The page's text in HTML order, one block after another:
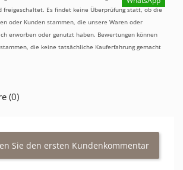
freigeschaltet. Es findet keine Überprüfung statt, ob die
oder Kunden stammen, die unsere Waren oder
erworben oder genutzt haben. Bewertungen können
die keine tatsächliche Kauferfahrung gemacht
(0)
Sie den ersten Kundenkommentar